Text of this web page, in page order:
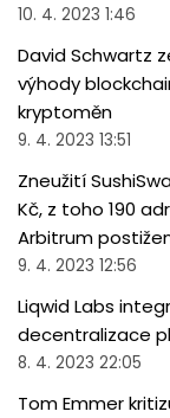
10. 4. 2023 1:46
David Schwartz
výhody
kryptoměn
9. 4. 2023 13:51
Zneužití
Kč, z toho 190
Arbitrum
9. 4. 2023 12:56
Liqwid Labs
decentralizace
8. 4. 2023 22:05
Tom Emmer